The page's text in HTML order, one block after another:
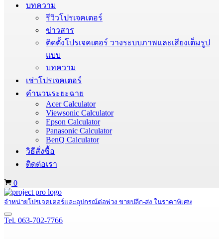
บทความ
รีวิวโปรเจคเตอร์
ข่าวสาร
ติดตั้งโปรเจคเตอร์ วางระบบภาพและเสียงเต็มรูป
แบบ
บทความ
เช่าโปรเจคเตอร์
คำนวนระยะฉาย
Acer Calculator
Viewsonic Calculator
Epson Calculator
Panasonic Calculator
BenQ Calculator
วิธีสั่งซื้อ
ติดต่อเรา
Cart
0
จำหน่ายโปรเจคเตอร์และอุปกรณ์ต่อพ่วง ขายปลีก-ส่ง ในราคาพิเศษ
Navigation
Menu
Tel. 063-702-7766